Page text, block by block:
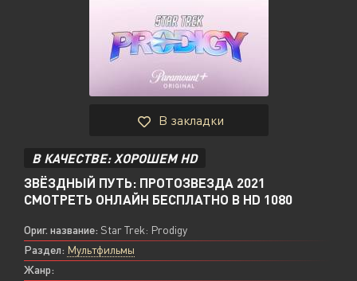
В закладки
В КАЧЕСТВЕ: ХОРОШЕМ HD
ЗВЁЗДНЫЙ ПУТЬ: ПРОТОЗВЕЗДА 2021
СМОТРЕТЬ ОНЛАЙН БЕСПЛАТНО В HD 1080
Ориг. название: Star Trek: Prodigy
Раздел: Мультфильмы
Жанр: